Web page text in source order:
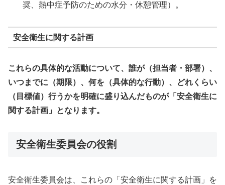
奨、熱中症予防のための水分・休憩管理）。
安全衛生に関する計画
これらの具体的な活動について、誰が（担当者・部署）、
いつまでに（期限）、何を（具体的な行動）、どれくらい
（目標値）行うかを明確に盛り込んだものが「安全衛生に
関する計画」となります。
安全衛生委員会の役割
安全衛生委員会は、これらの「安全衛生に関する計画」を